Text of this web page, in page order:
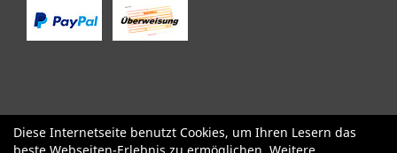
SALE Specialized Factor Cervélo BMC Orbea
Yeti
Diese Internetseite benutzt Cookies, um Ihren Lesern das